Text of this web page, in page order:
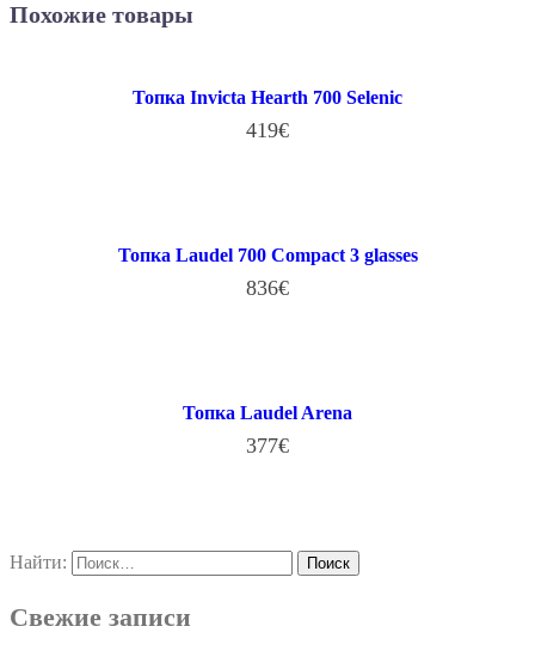
Похожие товары
Топка Invicta Hearth 700 Selenic
419€
Топка Laudel 700 Compact 3 glasses
836€
Топка Laudel Arena
377€
Найти:
Свежие записи